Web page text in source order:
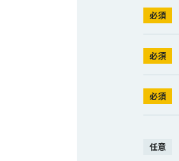
必須
必須
必須
任意